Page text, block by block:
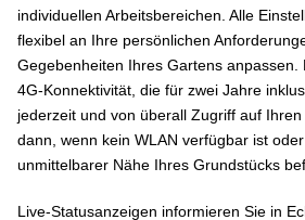
individuellen Arbeitsbereichen. Alle
flexibel an Ihre persönlichen
Gegebenheiten Ihres Gartens anpassen.
4G-Konnektivität, die für zwei Jahre
jederzeit und von überall Zugriff auf
dann, wenn kein WLAN verfügbar ist
unmittelbarer Nähe Ihres Grundstücks
Live-Statusanzeigen informieren Sie in